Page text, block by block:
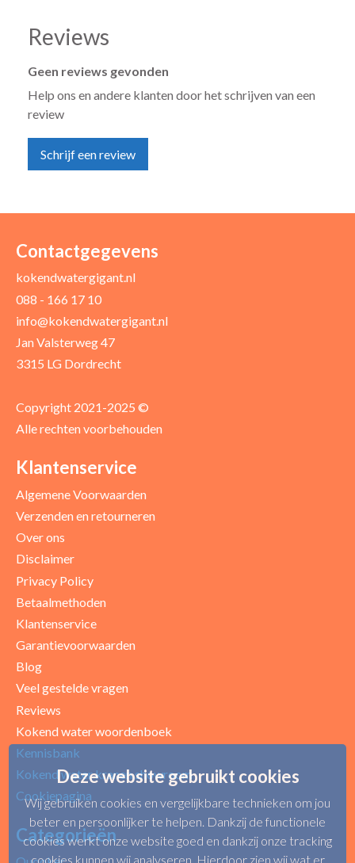
Reviews
Geen reviews gevonden
Help ons en andere klanten door het schrijven van een
review
Schrijf een review
Uw naam *
Uw recensie *
Uw beoordeling
Contactgegevens
kokendwatergigant.nl
088 - 166 17 10
info@kokendwatergigant.nl
Jan Valsterweg 47
3315 LG Dordrecht
Copyright 2021-2025 ©
Alle rechten voorbehouden
Klantenservice
Algemene Voorwaarden
Verzenden en retourneren
Over ons
Disclaimer
Privacy Policy
Betaalmethoden
Klantenservice
Garantievoorwaarden
Blog
Veel gestelde vragen
Reviews
Kokend water woordenboek
Kennisbank
Kokend water kranen showroom
Cookiepagina
Categorieën
Deze website gebruikt cookies
Wij gebruiken cookies en vergelijkbare technieken om jou
beter en persoonlijker te helpen. Dankzij de functionele
cookies werkt onze website goed en dankzij onze tracking
cookies kunnen wij analyseren. Hierdoor zien wij wat er